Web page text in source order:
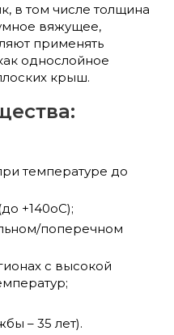
в том числе толщина
вяжущее,
применять
однослойное
крыш.
температуре до
+140оС);
поперечном
с высокой
– 35 лет).